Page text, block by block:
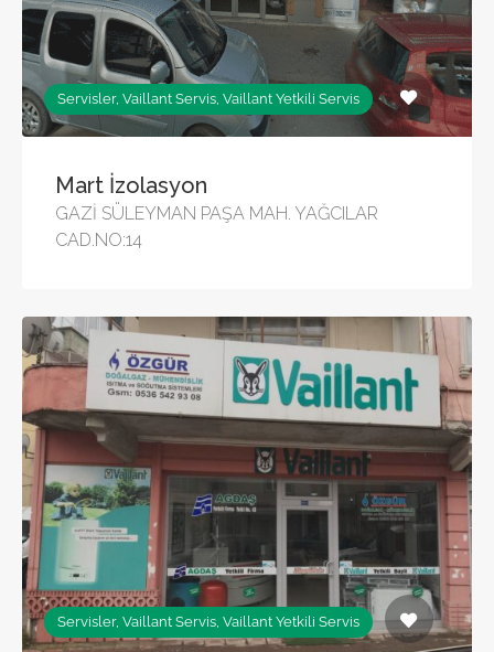
Servisler, Vaillant Servis, Vaillant Yetkili Servis
Mart İzolasyon
GAZİ SÜLEYMAN PAŞA MAH. YAĞCILAR
CAD.NO:14
Servisler, Vaillant Servis, Vaillant Yetkili Servis